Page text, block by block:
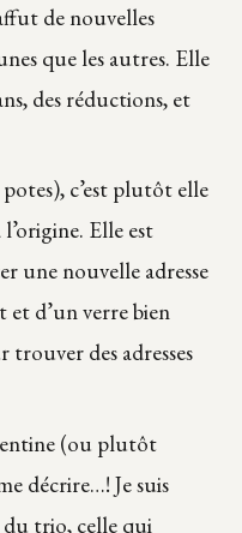
de nouvelles
que les autres. Elle
des réductions, et
c’est plutôt elle
Elle est
une nouvelle adresse
d’un verre bien
des adresses
(ou plutôt
décrire…! Je suis
trio, celle qui